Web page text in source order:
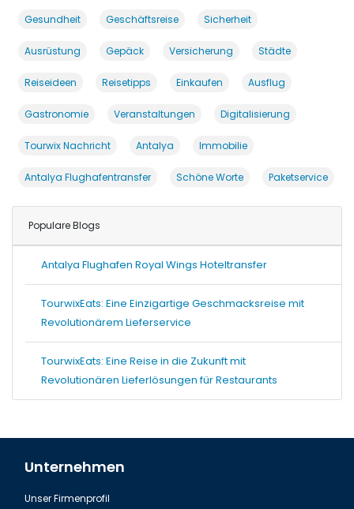
Gesundheit Geschäftsreise Sicherheit
Ausrüstung Gepäck Versicherung Städte
Reiseideen Reisetipps Einkaufen Ausflug
Gastronomie Veranstaltungen Digitalisierung
Tourwix Nachricht Antalya Immobilie
Antalya Flughafentransfer Schöne Worte Paketservice
Populare Blogs
Antalya Flughafen Royal Wings Hoteltransfer
TourwixEats: Eine Einzigartige Geschmacksreise mit
Revolutionärem Lieferservice
TourwixEats: Eine Reise in die Zukunft mit
Revolutionären Lieferlösungen für Restaurants
Unternehmen
Unser Firmenprofil